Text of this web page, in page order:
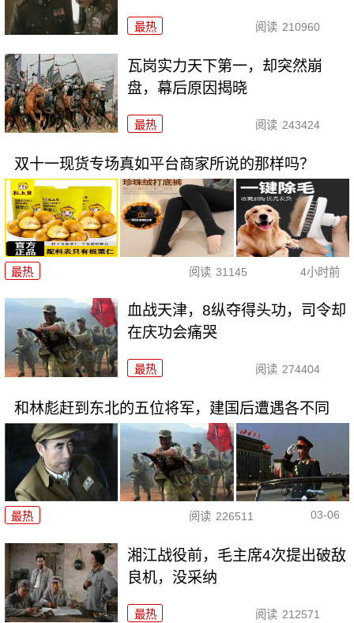
最热 阅读 210960
瓦岗实力天下第一，却突然崩
盘，幕后原因揭晓
最热 阅读 243424
双十一现货专场真如平台商家所说的那样吗？
最热 阅读 31145 4小时前
血战天津，8纵夺得头功，司令却
在庆功会痛哭
最热 阅读 274404
和林彪赶到东北的五位将军，建国后遭遇各不同
最热 阅读 226511 03-06
湘江战役前，毛主席4次提出破敌
良机，没采纳
最热 阅读 212571